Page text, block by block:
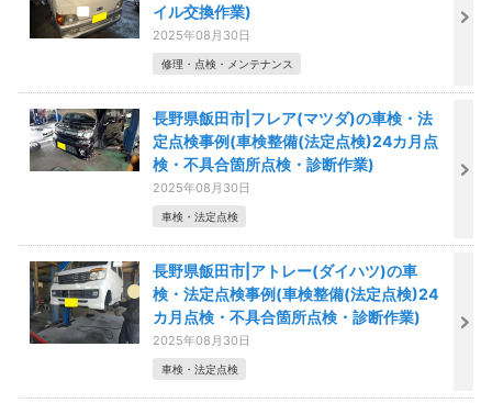
イル交換作業)
2025年08月30日
修理・点検・メンテナンス
長野県飯田市|フレア(マツダ)の車検・法
定点検事例(車検整備(法定点検)24カ月点
検・不具合箇所点検・診断作業)
2025年08月30日
車検・法定点検
長野県飯田市|アトレー(ダイハツ)の車
検・法定点検事例(車検整備(法定点検)24
カ月点検・不具合箇所点検・診断作業)
2025年08月30日
車検・法定点検